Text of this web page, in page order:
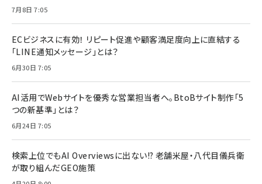
7月8日 7:05
ECビジネスに有効！ リピート促進や顧客満足度向上に直結する
「LINE通知メッセージ」とは？
6月30日 7:05
AI活用でWebサイトを優秀な営業担当者へ。BtoBサイト制作「5
つの新基準」とは？
6月24日 7:05
検索上位でもAI Overviewsに出ない!? 老舗米屋・八代目儀兵衛
が取り組んだGEO施策